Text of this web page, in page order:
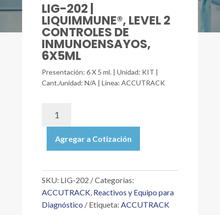
LIG-202 |
LIQUIMMUNE®, LEVEL 2
CONTROLES DE
INMUNOENSAYOS,
6X5ML
Presentación: 6 X 5 ml. | Unidad: KIT |
Cant./unidad: N/A | Línea: ACCUTRACK
LIQUIMMUNE®,
LEVEL
CONTROLES
INMUNOENSAYOS,
6X5ML
Agregar a Cotización
SKU: LIG-202
Categorías:
ACCUTRACK, Reactivos y Equipo para
Diagnóstico
Etiqueta: ACCUTRACK